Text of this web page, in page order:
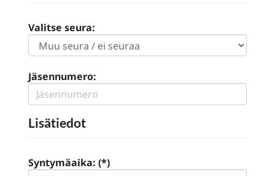
Valitse seura:
Jäsennumero:
Lisätiedot
Syntymäaika: (*)